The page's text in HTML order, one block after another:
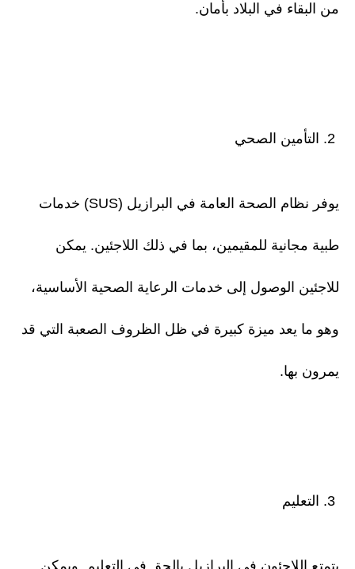
من البقاء في البلاد بأمان.
يوفر نظام الصحة العامة في البرازيل (SUS) خدمات
طبية مجانية للمقيمين، بما في ذلك اللاجئين. يمكن
للاجئين الوصول إلى خدمات الرعاية الصحية الأساسية،
وهو ما يعد ميزة كبيرة في ظل الظروف الصعبة التي قد
يمرون بها.
يتمتع اللاجئون في البرازيل بالحق في التعليم. ويمكن